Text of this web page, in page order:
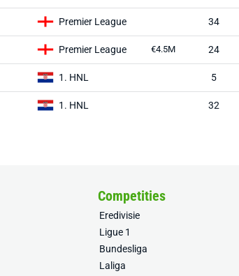
Premier League 34
Premier League €4.5M 24
1. HNL 5
1. HNL 32
Competities
Eredivisie
Ligue 1
Bundesliga
Laliga